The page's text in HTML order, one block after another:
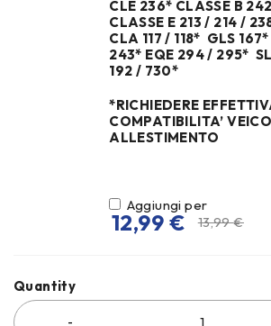
CLE 236* CLASSE B
CLASSE E 213 / 214 /
CLA 117 / 118* GLS
243* EQE 294 / 295*
192 / 730*
*RICHIEDERE
COMPATIBILITA’
ALLESTIMENTO
Aggiungi per
13,99€
12,99€
Quantity